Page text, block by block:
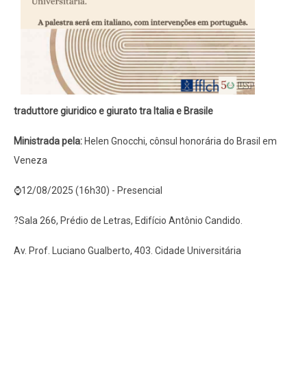
traduttore giuridico e giurato tra Italia e Brasile
Ministrada pela: Helen Gnocchi, cônsul honorária do Brasil em
Veneza
⌚12/08/2025 (16h30) - Presencial
?Sala 266, Prédio de Letras, Edifício Antônio Candido.
Av. Prof. Luciano Gualberto, 403. Cidade Universitária